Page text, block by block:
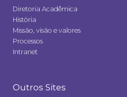
Diretoria Acadêmica
História
Missão, visão e valores
Processos
Intranet
Outros Sites